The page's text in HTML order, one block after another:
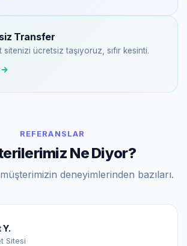
Transfer
sitenizi ücretsiz taşıyoruz, sıfır kesinti.
REFERANSLAR
Ne Diyor?
deneyimlerinden bazıları.
Sitesi